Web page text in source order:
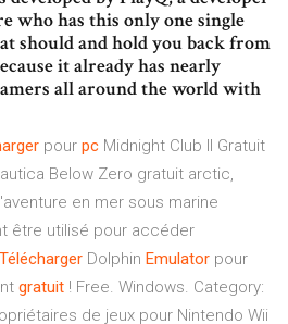
who has this only one single
should and hold you back from
it already has nearly
all around the world with
pour pc Midnight Club II Gratuit
Below Zero gratuit arctic,
en mer sous marine
être utilisé pour accéder
Télécharger Dolphin Emulator pour
gratuit ! Free. Windows. Category:
de jeux pour Nintendo Wii